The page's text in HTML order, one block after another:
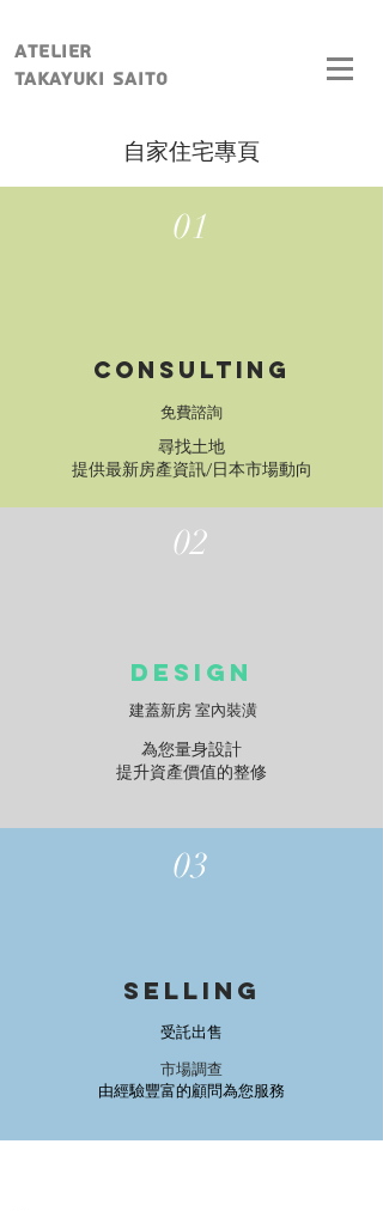
Atelier
Takayuki Saito
​自家住宅專頁
01
Consulting
免費諮詢
尋找土地
提供最新房產資訊/日本市場動向
02
DESIGN
建蓋新房 室內裝潢
為您量身設計
提升資產價值的整修
03
selling
​受託出售
​市場調查
由​經驗豐富的顧問為您服務